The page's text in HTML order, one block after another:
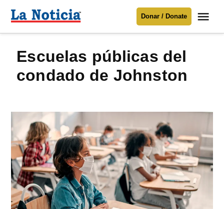
Para mantenerte informado necesitamostu apoyo
contenido
Noticia
Donar / Donate
escuelas públicas del
condado de Johnston